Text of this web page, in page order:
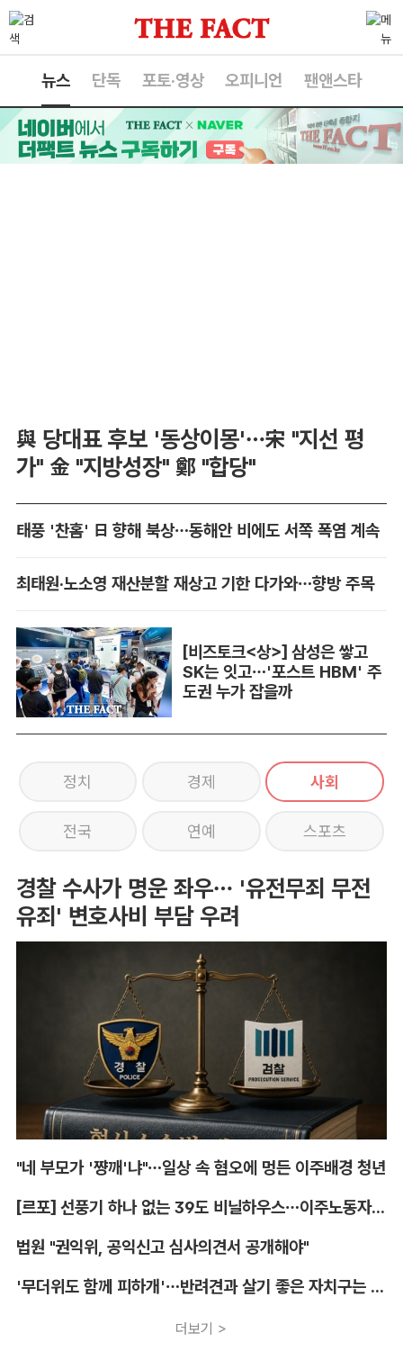
뉴스 단독 포토·영상 오피니언 팬앤스타
與 당대표 후보 '동상이몽'…宋 "지선 평
가" 金 "지방성장" 鄭 "합당"
태풍 '찬홈' 日 향해 북상…동해안 비에도 서쪽 폭염 계속
최태원·노소영 재산분할 재상고 기한 다가와…향방 주목
[비즈토크<상>] 삼성은 쌓고
SK는 잇고…'포스트 HBM' 주
도권 누가 잡을까
정치 경제 사회
전국 연예 스포츠
경찰 수사가 명운 좌우… '유전무죄 무전
유죄' 변호사비 부담 우려
"네 부모가 '쨩깨'냐"…일상 속 혐오에 멍든 이주배경 청년
[르포] 선풍기 하나 없는 39도 비닐하우스…이주노동자의 '악몽같은 폭염'
법원 "권익위, 공익신고 심사의견서 공개해야"
'무더위도 함께 피하개'…반려견과 살기 좋은 자치구는 어디
더보기 >